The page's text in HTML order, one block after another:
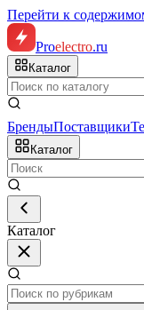
Перейти к
Proelectro.ru
Каталог
БрендыПоставщики
Каталог
Каталог